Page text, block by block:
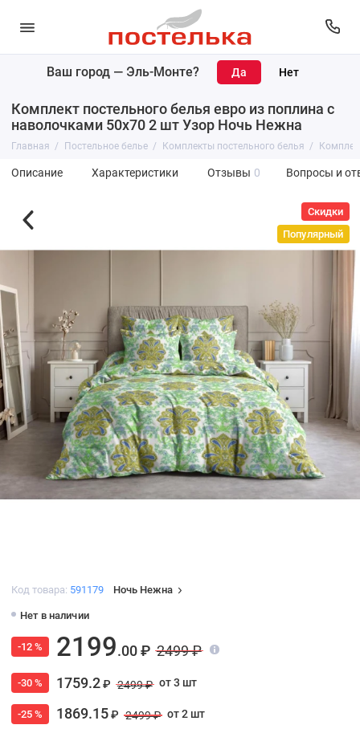
Ваш город — Эль-Монте?
Комплект постельного белья евро из поплина с
наволочками 50х70 2 шт Узор Ночь Нежна
Главная Постельное белье Комплекты постельного белья
Описание Характеристики Отзывы 0 Вопросы и
Скидки
Популярный
Код товара: 591179 Ночь Нежна
Нет в наличии
-12 % 2199.00 ₽ 2499 ₽
-30 % 1759.2₽ 2499 ₽ от 3 шт
-25 % 1869.15₽ 2499 ₽ от 2 шт